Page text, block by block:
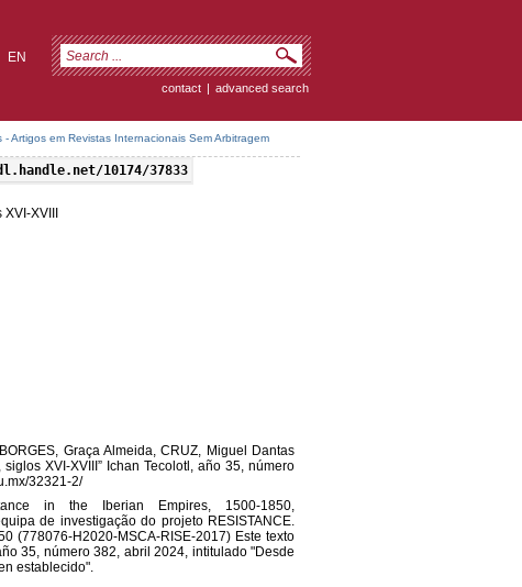
EN
contact | advanced search
- Artigos em Revistas Internacionais Sem Arbitragem
10174/37833
XVIII
Graça Almeida, CRUZ, Miguel Dantas
XVI-XVIII” Ichan Tecolotl, año 35, número
32321-2/
in the Iberian Empires, 1500-1850,
de investigação do projeto RESISTANCE.
(778076-H2020-MSCA-RISE-2017) Este texto
35, número 382, abril 2024, intitulado "Desde
establecido".